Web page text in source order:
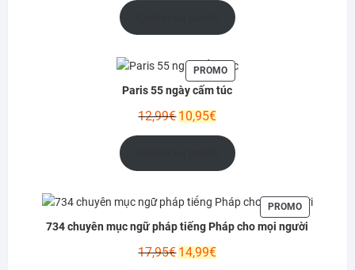
actuel
est :
PROMOPRODUIT
EN
Paris 55 ngày cấm túc
12,99€Le
10,95€Le
actuel
est :
PROMOPRODUIT
EN
734 chuyên mục ngữ pháp tiếng Pháp cho mọi người
17,95€Le
14,99€Le